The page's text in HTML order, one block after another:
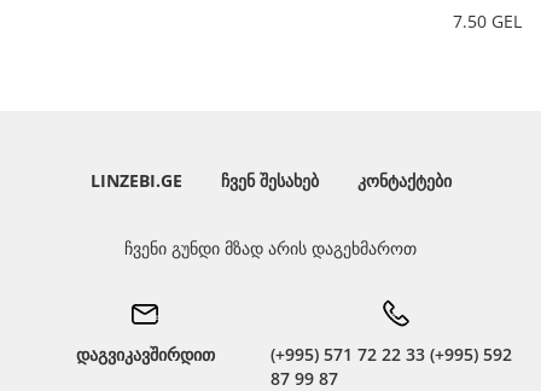
7.50 GEL
LINZEBI.GE ᲩᲕᲔᲜ ᲨᲔᲡᲐᲮᲔᲑ ᲙᲝᲜᲢᲐᲥᲢᲔᲑᲘ
ჩვენი გუნდი მზად არის დაგეხმაროთ
დაგვიკავშირდით
(+995) 571 72 22 33 (+995) 592
87 99 87